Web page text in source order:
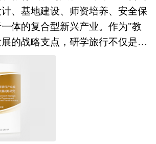
产业。在"数字中国"战略与消费
，智能餐厅行业被赋予提升服务
障食品安全、创造新消费场景的
展水平已成为衡量城市智慧化水平
的关键标尺。 当前，我国智能餐
术验证向规模化商用过渡的关键拐
部试点与区域探索并行的格局。技
识别、语音交互、多传感器融合与
趋成熟，支撑点餐机器人、送餐机
、基地建设、师资培养、安全保
体的复合型新兴产业。作为"教
的战略支点，研学旅行不仅是深
域文化资源价值、推动消费升级、
略的重要抓手。在"十五五"时期建
化强国与旅游强国三重战略交汇的
学旅行产业已超越传统游学范畴，
树人根本任务、促进文化传承创